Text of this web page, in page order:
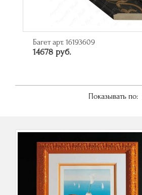
Багет арт. 16193609
14678 руб.
Показывать по: